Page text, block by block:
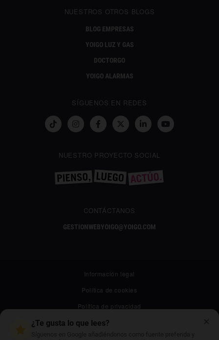
NUESTROS OTROS BLOGS
BLOG EMPRESAS
YOIGO LUZ Y GAS
DOCTORGO
YOIGO ALARMAS
SÍGUENOS EN REDES
NUESTRO PROYECTO SOCIAL
CONTÁCTANOS
GESTIONWEBYOIGO@YOIGO.COM
Información legal
Política de cookies
Política de privacidad
Canal ético
¿Te gusta lo que lees?